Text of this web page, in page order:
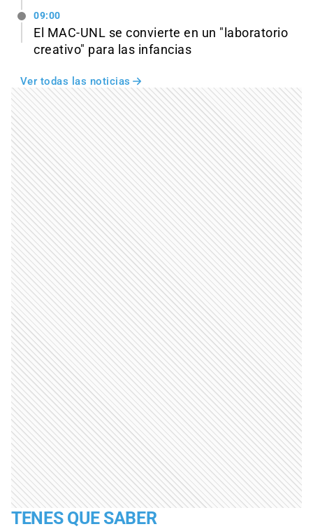
09:00
El MAC-UNL se convierte en un "laboratorio
creativo" para las infancias
Ver todas las noticias
TENES QUE SABER